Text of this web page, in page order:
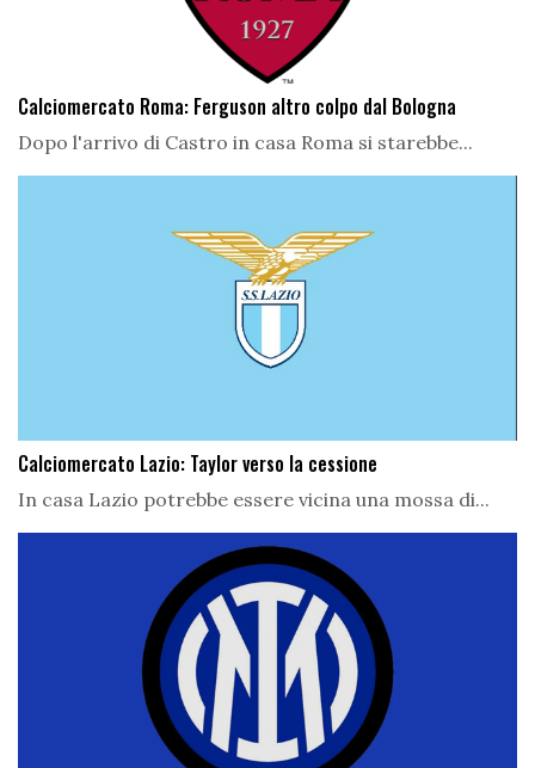
Calciomercato Roma: Ferguson altro colpo dal Bologna
Dopo l'arrivo di Castro in casa Roma si starebbe...
Calciomercato Lazio: Taylor verso la cessione
In casa Lazio potrebbe essere vicina una mossa di...